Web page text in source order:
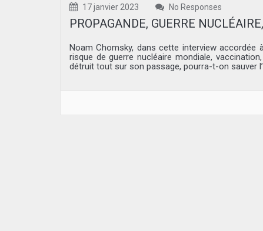
17 janvier 2023 No Responses
PROPAGANDE, GUERRE
Noam Chomsky, dans cette interview accordée
risque de guerre nucléaire mondiale,
détruit tout sur son passage, pourra-t-on sauver